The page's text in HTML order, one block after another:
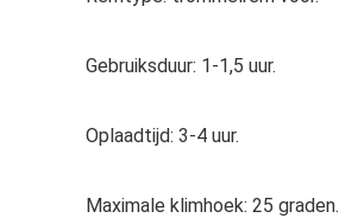
Gebruiksduur: 1-1,5 uur.
Oplaadtijd: 3-4 uur.
Maximale klimhoek: 25 graden.